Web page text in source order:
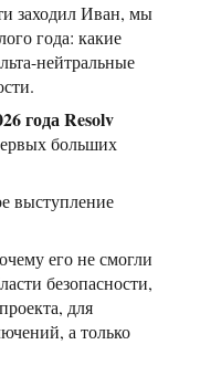
заходил Иван, мы
года: какие
нейтральные
года Resolv
больших
выступление
его не смогли
безопасности,
для
а только